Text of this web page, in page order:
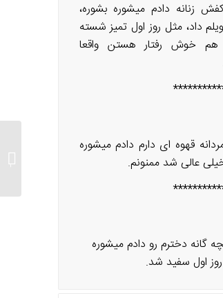
زنانه دادم میشوره بشوره،
داد، مثل روز اول تمیز شسته
هم خوش رفتار هستن واقعا
قهوه ای دارم دادم میشوره
عالی شد ممنونم.
گانه دخترم رو دادم میشوره
اول سفید شد.